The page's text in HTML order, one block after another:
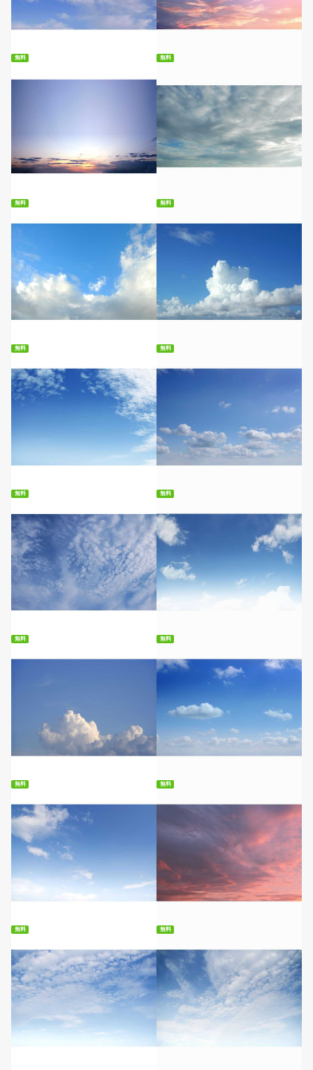
無料ダウンロード 無料ダウンロード
無料
無料ダウンロード
無料
無料ダウンロード
無料
無料ダウンロード
無料
無料ダウンロード
無料
無料ダウンロード
無料
無料ダウンロード
無料
無料ダウンロード
無料
無料
無料ダウンロード
無料
無料ダウンロード
無料
無料ダウンロード
無料
無料ダウンロード
無料
無料ダウンロード
無料